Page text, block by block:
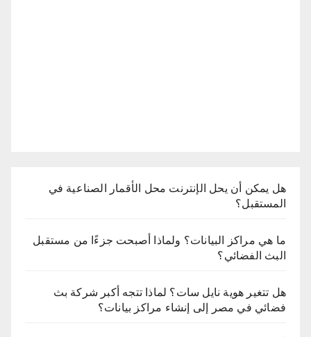
هل يمكن أن يحل الإنترنت محل الأقمار الصناعية في
المستقبل؟
ما هي مراكز البيانات؟ ولماذا أصبحت جزءًا من مستقبل
البث الفضائي؟
هل تتغير هوية نايل سات؟ لماذا تتجه أكبر شركة بث
فضائي في مصر إلى إنشاء مراكز بيانات؟